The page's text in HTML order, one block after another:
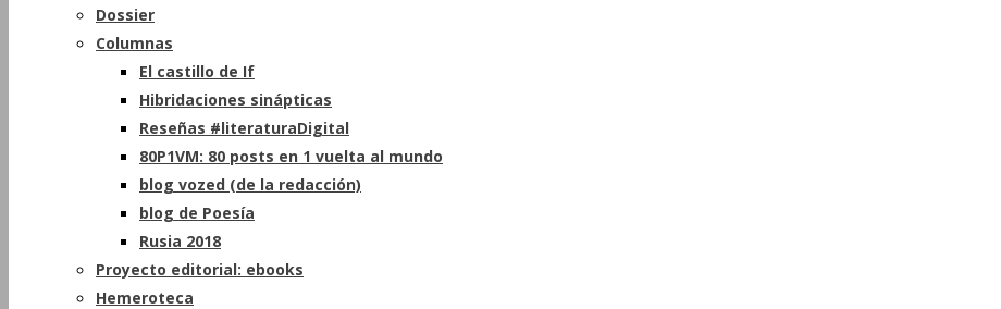
Dossier
Columnas
El castillo de If
Hibridaciones sinápticas
Reseñas #literaturaDigital
80P1VM: 80 posts en 1 vuelta al mundo
blog vozed (de la redacción)
blog de Poesía
Rusia 2018
Proyecto editorial: ebooks
Hemeroteca